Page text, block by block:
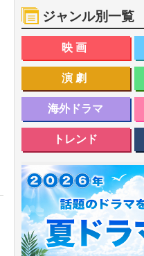
ジャンル別一覧
映画
演劇
海外ドラマ
トレンド